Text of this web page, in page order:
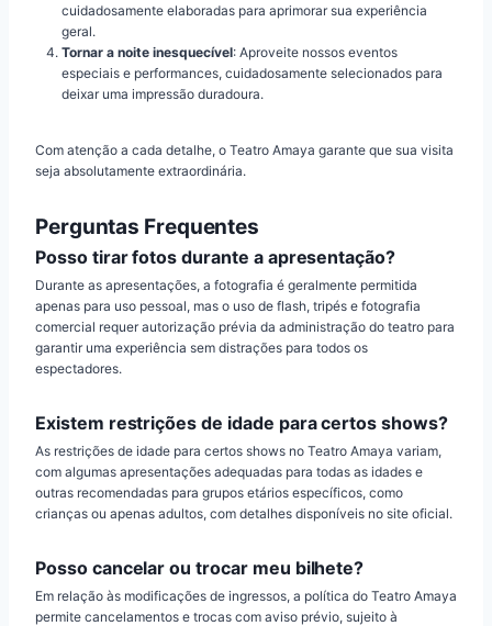
cuidadosamente elaboradas para aprimorar sua experiência
geral.
Tornar a noite inesquecível: Aproveite nossos eventos
especiais e performances, cuidadosamente selecionados para
deixar uma impressão duradoura.
Com atenção a cada detalhe, o Teatro Amaya garante que sua visita
seja absolutamente extraordinária.
Perguntas Frequentes
Posso tirar fotos durante a apresentação?
Durante as apresentações, a fotografia é geralmente permitida
apenas para uso pessoal, mas o uso de flash, tripés e fotografia
comercial requer autorização prévia da administração do teatro para
garantir uma experiência sem distrações para todos os
espectadores.
Existem restrições de idade para certos shows?
As restrições de idade para certos shows no Teatro Amaya variam,
com algumas apresentações adequadas para todas as idades e
outras recomendadas para grupos etários específicos, como
crianças ou apenas adultos, com detalhes disponíveis no site oficial.
Posso cancelar ou trocar meu bilhete?
Em relação às modificações de ingressos, a política do Teatro Amaya
permite cancelamentos e trocas com aviso prévio, sujeito à